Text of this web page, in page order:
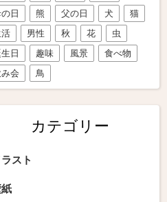
日
熊 父の日 犬
猫
男性 秋 花
虫
日
趣味 風景
食べ物
会
鳥
カテゴリー
スト